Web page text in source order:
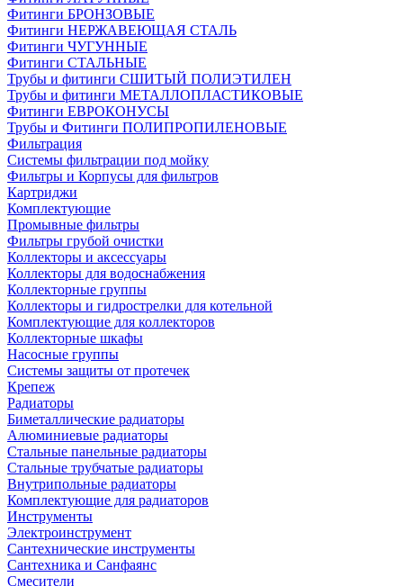
Фитинги БРОНЗОВЫЕ
Фитинги НЕРЖАВЕЮЩАЯ СТАЛЬ
Фитинги ЧУГУННЫЕ
Фитинги СТАЛЬНЫЕ
Трубы и фитинги СШИТЫЙ ПОЛИЭТИЛЕН
Трубы и фитинги МЕТАЛЛОПЛАСТИКОВЫЕ
Фитинги ЕВРОКОНУСЫ
Трубы и Фитинги ПОЛИПРОПИЛЕНОВЫЕ
Фильтрация
Системы фильтрации под мойку
Фильтры и Корпусы для фильтров
Картриджи
Комплектующие
Промывные фильтры
Фильтры грубой очистки
Коллекторы и аксессуары
Коллекторы для водоснабжения
Коллекторные группы
Коллекторы и гидрострелки для котельной
Комплектующие для коллекторов
Коллекторные шкафы
Насосные группы
Системы защиты от протечек
Крепеж
Радиаторы
Биметаллические радиаторы
Алюминиевые радиаторы
Стальные панельные радиаторы
Стальные трубчатые радиаторы
Внутрипольные радиаторы
Комплектующие для радиаторов
Инструменты
Электроинструмент
Сантехнические инструменты
Сантехника и Санфаянс
Смесители